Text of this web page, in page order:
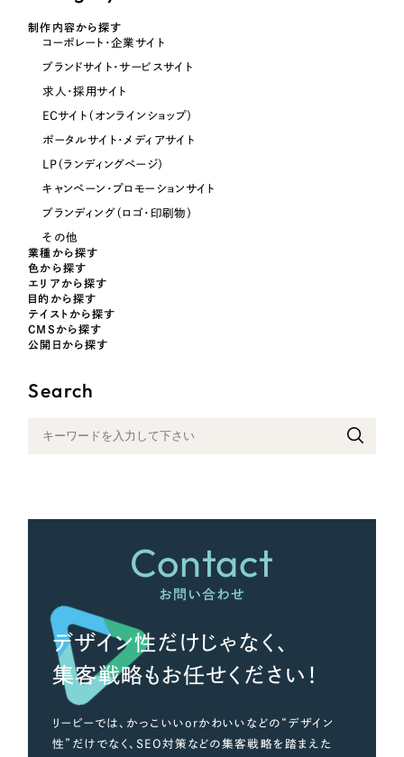
オレンジ・橙色
イエロー・黄色
グリーン・緑色
ブルー・青色
パープル・紫色
ピンク・桃色
カラフル・多色
その他
制作内容から探す
コーポレート・企業サイト
ブランドサイト・サービスサイト
求人・採用サイト
ECサイト（オンラインショップ）
ポータルサイト・メディアサイト
LP（ランディングページ）
キャンペーン・プロモーションサイト
ブランディング（ロゴ・印刷物）
その他
業種から探す
色から探す
エリアから探す
目的から探す
テイストから探す
CMSから探す
公開日から探す
Search
Contact
お問い合わせ
デザイン性だけじゃなく、
集客戦略もお任せください！
リーピーでは、かっこいいorかわいいなどの“デザイン
性”だけでなく、SEO対策などの集客戦略を踏まえた